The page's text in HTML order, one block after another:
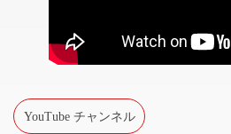
YouTube チャンネル